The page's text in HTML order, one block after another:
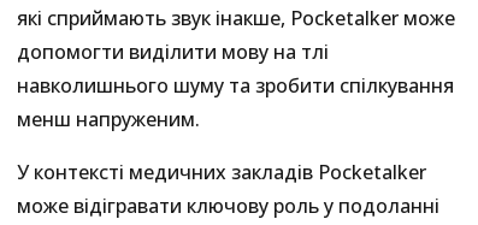
які сприймають звук інакше, Pocketalker може
допомогти виділити мову на тлі
навколишнього шуму та зробити спілкування
менш напруженим.
У контексті медичних закладів Pocketalker
може відігравати ключову роль у подоланні